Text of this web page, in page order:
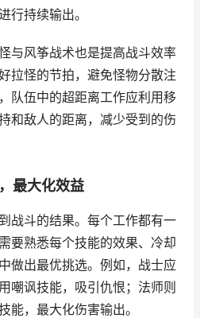
行持续输出。
与风筝战术也是提高战斗效率
拉怪的节拍，避免怪物分散注
队伍中的超距离工作应利用移
和敌人的距离，减少受到的伤
最大化效益
战斗的结果。每个工作都有一
要熟悉每个技能的效果、冷却
做出最优挑选。例如，战士应
嘲讽技能，吸引仇恨；法师则
能，最大化伤害输出。